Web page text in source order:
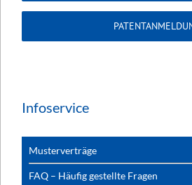
Infoservice
Musterverträge
FAQ – Häufig gestellte Fragen